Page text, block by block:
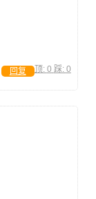
顶: 0 踩: 0
回复